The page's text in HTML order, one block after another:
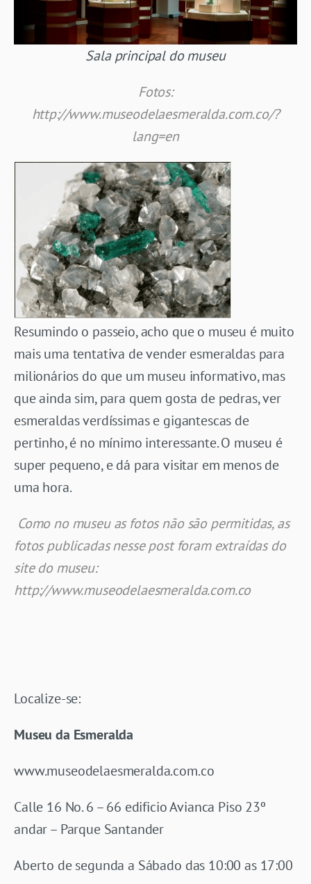
Sala principal do museu
Fotos:
http://www.museodelaesmeralda.com.co/?
lang=en
Resumindo o passeio, acho que o museu é muito
mais uma tentativa de vender esmeraldas para
milionários do que um museu informativo, mas
que ainda sim, para quem gosta de pedras, ver
esmeraldas verdíssimas e gigantescas de
pertinho, é no mínimo interessante. O museu é
super pequeno, e dá para visitar em menos de
uma hora.
Como no museu as fotos não são permitidas, as
fotos publicadas nesse post foram extraídas do
site do museu:
http://www.museodelaesmeralda.com.co
Localize-se:
Museu da Esmeralda
www.museodelaesmeralda.com.co
Calle 16 No. 6 – 66 edificio Avianca Piso 23º
andar – Parque Santander
Aberto de segunda a Sábado das 10:00 as 17:00